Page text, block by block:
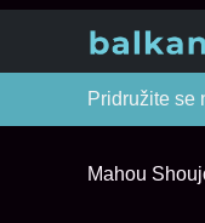
Pridružite se
Mahou